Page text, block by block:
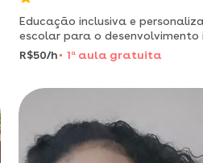
Educação inclusiva e
escolar para o desenvolvimento
cada aluno.
R$50/h 1 a aula gratuita